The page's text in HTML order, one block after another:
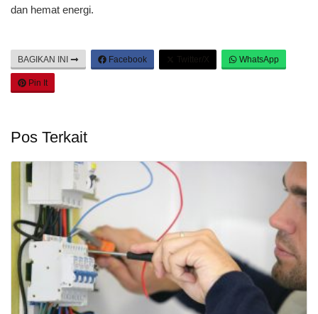
dan hemat energi.
BAGIKAN INI Facebook WhatsApp
Pin It
Pos Terkait